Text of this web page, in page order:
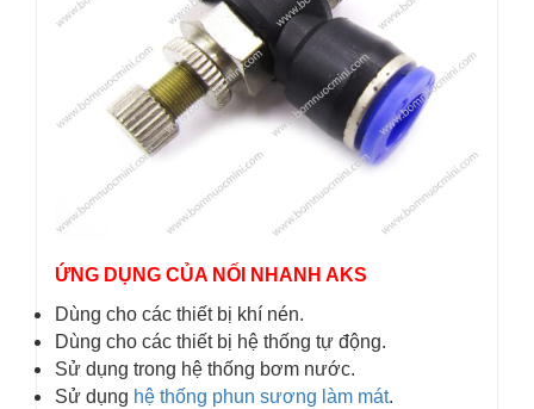
ỨNG DỤNG CỦA NỐI NHANH AKS
Dùng cho các thiết bị khí nén.
Dùng cho các thiết bị hệ thống tự động.
Sử dụng trong hệ thống bơm nước.
Sử dụng hệ thống phun sương làm mát.